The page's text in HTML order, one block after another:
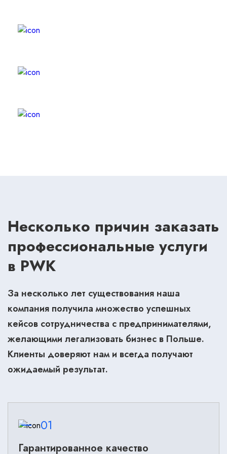
Несколько причин заказать
профессиональные услуги
в PWK
За несколько лет существования наша
компания получила множество успешных
кейсов сотрудничества с предпринимателями,
желающими легализовать бизнес в Польше.
Клиенты доверяют нам и всегда получают
ожидаемый результат.
01
Гарантированное качество